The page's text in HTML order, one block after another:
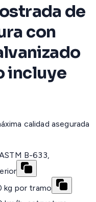
de
con
incluye
calidad asegurada
B-633,
kg por tramo